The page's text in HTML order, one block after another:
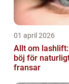
01 april 2026
Allt om
böj för
fransar